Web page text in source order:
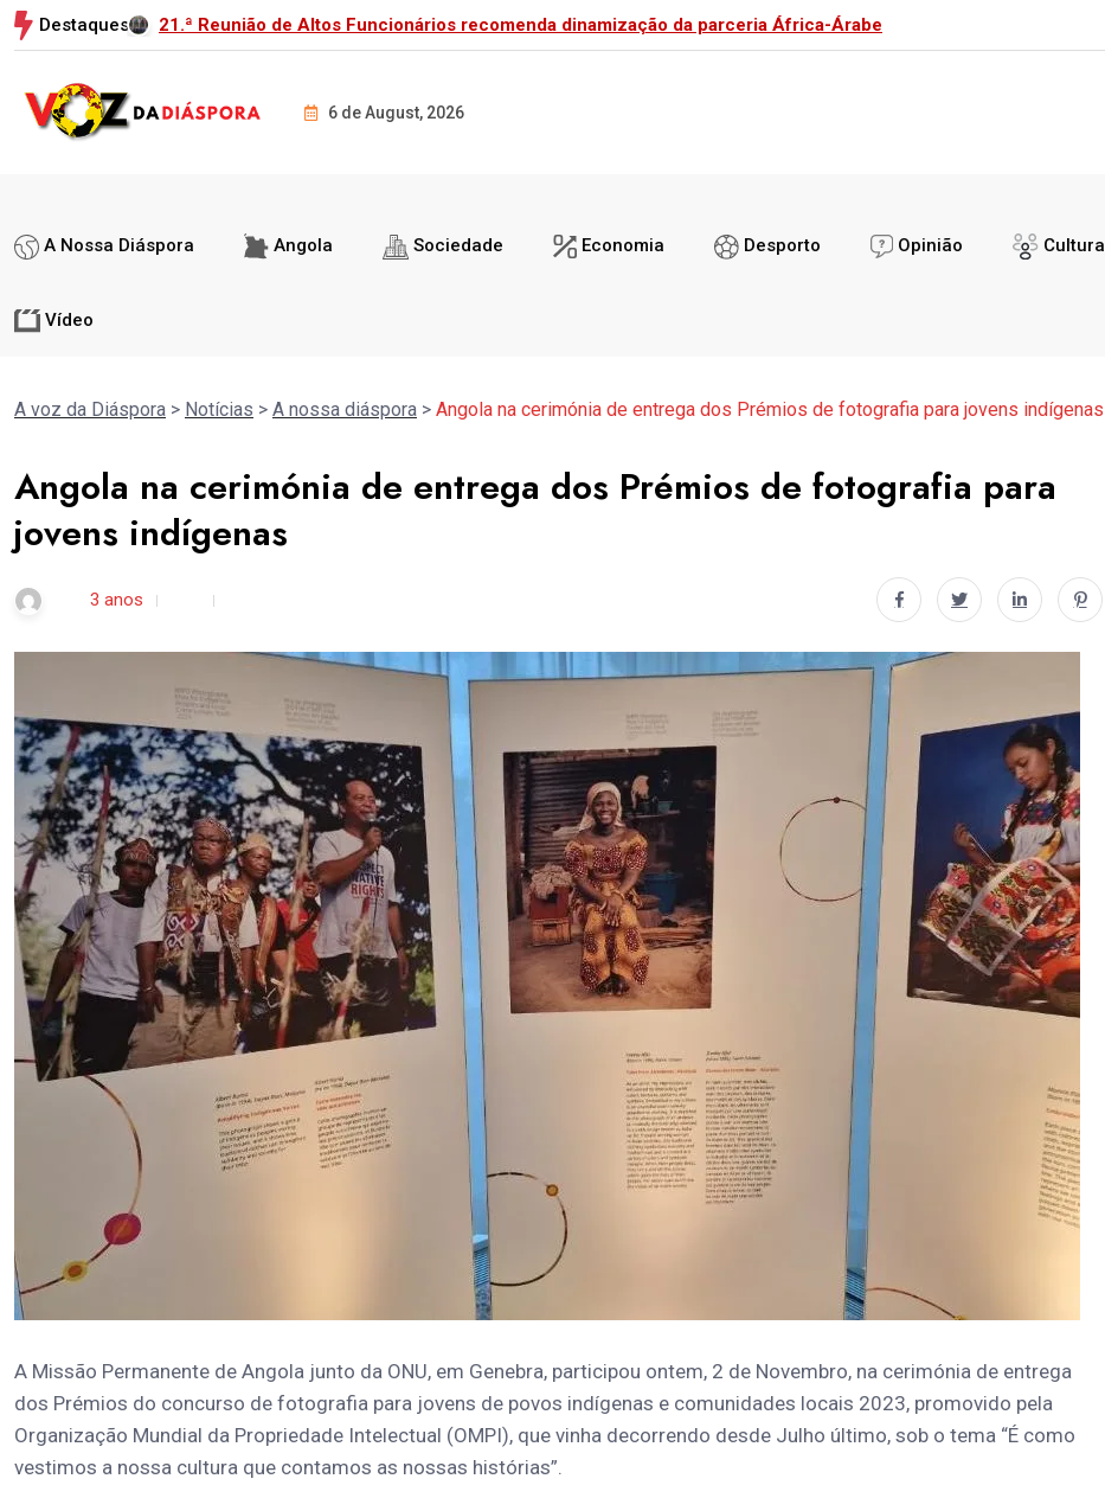
Destaques
Árabe O Encontro das Águas, Ep. 17- Nangashino Ntaluma
6 de August, 2026
A Nossa Diáspora Angola Sociedade Economia Desporto Opinião Cultura
Vídeo
A voz da Diáspora > Notícias > A nossa diáspora > Angola na cerimónia de entrega dos Prémios de fotografia para jovens indígenas
Angola na cerimónia de entrega dos Prémios de fotografia para
jovens indígenas
3 anos
A Missão Permanente de Angola junto da ONU, em Genebra, participou ontem, 2 de Novembro, na cerimónia de entrega
dos Prémios do concurso de fotografia para jovens de povos indígenas e comunidades locais 2023, promovido pela
Organização Mundial da Propriedade Intelectual (OMPI), que vinha decorrendo desde Julho último, sob o tema “É como
vestimos a nossa cultura que contamos as nossas histórias”.